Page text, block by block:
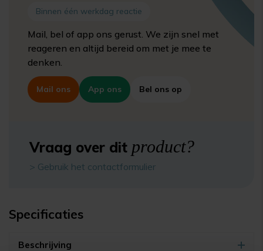
Binnen één werkdag reactie
Mail, bel of app ons gerust. We zijn snel met
reageren en altijd bereid om met je mee te
denken.
Mail ons App ons Bel ons op
Vraag over dit product?
> Gebruik het contactformulier
Specificaties
Beschrijving